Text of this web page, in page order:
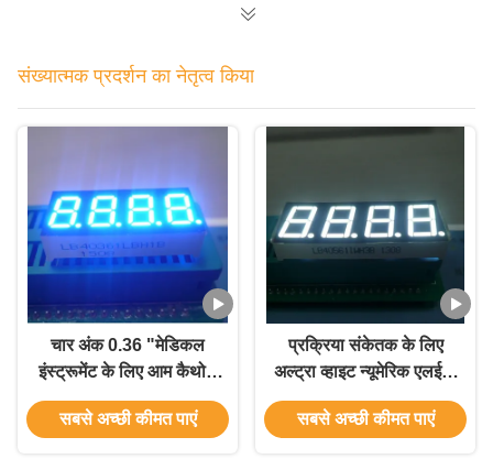
संख्यात्मक प्रदर्शन का नेतृत्व किया
चार अंक 0.36 "मेडिकल
इंस्ट्रूमेंट के लिए आम कैथोड
7 सेगमेंट डिस्प्ले
सबसे अच्छी कीमत पाएं
प्रक्रिया संकेतक के लिए
अल्ट्रा व्हाइट न्यूमेरिक एलईडी
डिस्प्ले 4 डिजिट 7 सेगमेंट
सबसे अच्छी कीमत पाएं